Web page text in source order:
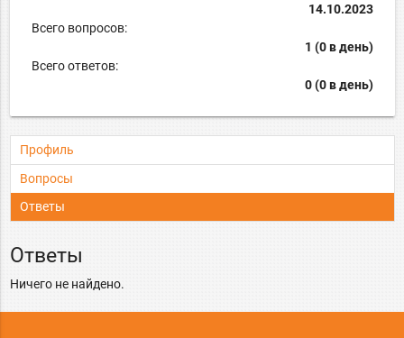
14.10.2023
Всего вопросов:
1 (0 в день)
Всего ответов:
0 (0 в день)
Профиль
Вопросы
Ответы
Ответы
Ничего не найдено.